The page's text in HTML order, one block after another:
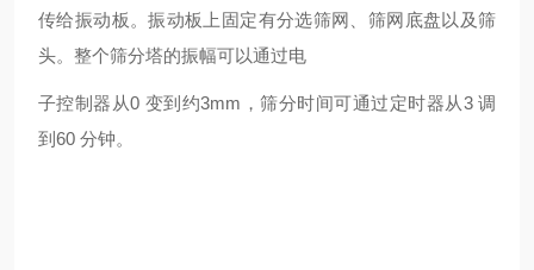
传给振动板。振动板上固定有分选筛网、筛网底盘以及筛
头。整个筛分塔的振幅可以通过电
子控制器从0 变到约3mm，筛分时间可通过定时器从3 调
到60 分钟。